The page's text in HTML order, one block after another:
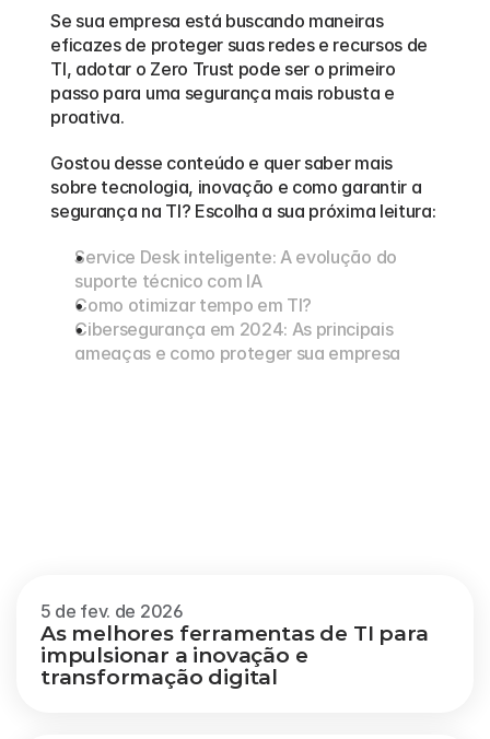
Se sua empresa está buscando maneiras
eficazes de proteger suas redes e recursos de
TI, adotar o Zero Trust pode ser o primeiro
passo para uma segurança mais robusta e
proativa.
Gostou desse conteúdo e quer saber mais
sobre tecnologia, inovação e como garantir a
segurança na TI? Escolha a sua próxima leitura:
Service Desk inteligente: A evolução do
suporte técnico com IA
Como otimizar tempo em TI?
Cibersegurança em 2024: As principais
ameaças e como proteger sua empresa
5 de fev. de 2026
As melhores ferramentas de TI para
impulsionar a inovação e
transformação digital